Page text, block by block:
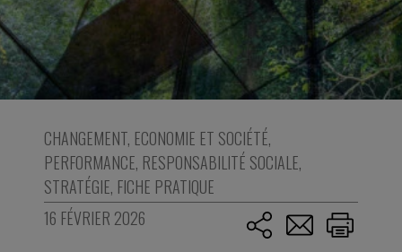
CHANGEMENT, ECONOMIE ET SOCIÉTÉ,
PERFORMANCE, RESPONSABILITÉ SOCIALE,
STRATÉGIE, FICHE PRATIQUE
16 FÉVRIER 2026